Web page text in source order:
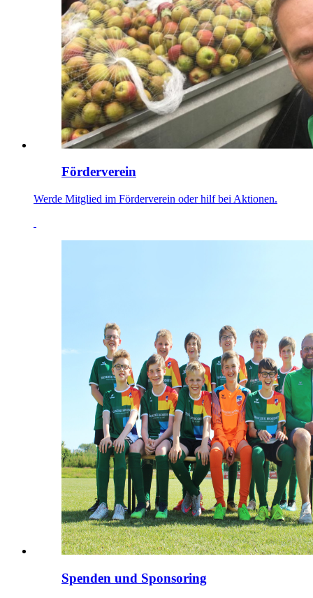
Förderverein
Werde Mitglied im Förderverein oder hilf bei Aktionen.
Spenden und Sponsoring